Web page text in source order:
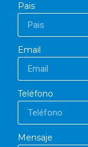
Pais
Email
Teléfono
Mensaje